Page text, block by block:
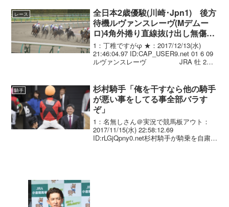
した。ＳＮＳにお...
レース
全日本2歳優駿(川崎･Jpn1) 後方
待機ルヴァンスレーヴ(Mデムー
ロ)4角外捲り直線抜け出し無傷3
連勝で2歳砂王！
1：丁稚ですがφ ★：2017/12/13(水)
21:46:04.97 ID:CAP_USER9.net 01 6 09
ルヴァンスレーヴ JRA 牡 2
騎手
杉村騎手「俺を干すなら他の騎手
が悪い事をしてる事全部バラす
ぞ」
1：名無しさん＠実況で競馬板アウト：
2017/11/15(水) 22:58:12.69
ID:rLGjQpny0.net杉村騎手が騎乗を自粛し